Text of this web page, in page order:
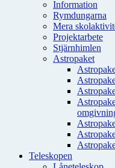
Information
Rymdungarna
Mera
Projektarbete
Stjärnhimlen
Astropaket
Teleskopen